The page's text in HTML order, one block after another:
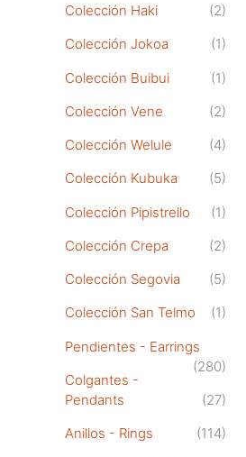
Colección Haki
(2)
Colección Jokoa
(1)
Colección Buibui
(1)
Colección Vene
(2)
Colección Welule
(4)
Colección Kubuka
(5)
Colección Pipistrello
(1)
Colección Crepa
(2)
Colección Segovia
(5)
Colección San Telmo
(1)
Pendientes - Earrings
(280)
Colgantes -
Pendants
(27)
Anillos - Rings
(114)